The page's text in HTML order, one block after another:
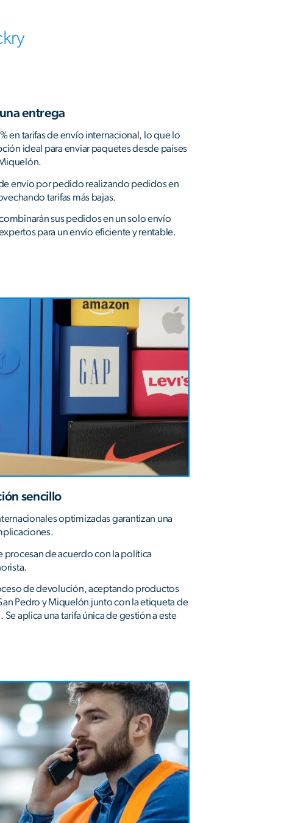
entrega
en tarifas de envío internacional, lo que lo
ideal para enviar paquetes desde países
envío por pedido realizando pedidos en
tarifas más bajas.
sus pedidos en un solo envío
para un envío eficiente y rentable.
sencillo
optimizadas garantizan una
procesan de acuerdo con la política
de devolución, aceptando productos
Pedro y Miquelón junto con la etiqueta de
aplica una tarifa única de gestión a este